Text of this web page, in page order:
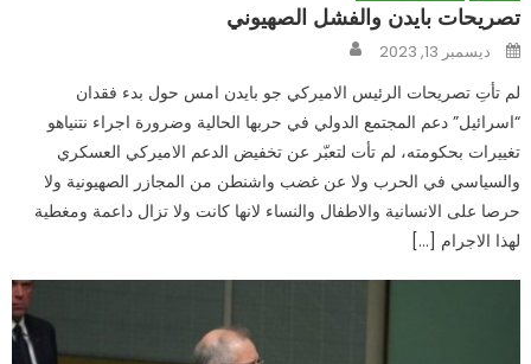
تصريحات بايدن والفشل الصهيوني
Posted
onديسمبر 13, 2023
لم تأتِ تصريحات الرئيس الاميركي جو بايدن امس حول بدء فقدان
“اسرائيل” دعم المجتمع الدولي في حربها الحالية وضرورة اجراء نتنياهو
تغييرات بحكومته، لم تأت لتعبّر عن تخفيض الدعم الاميركي العسكري
والسياسي في الحرب ولا عن غضب واشنطن من المجازر الصهيونية ولا
حرصا على الانسانية والاطفال والنساء لانها كانت ولا تزال داعمة ومغطية
لهذا الاجرام […]